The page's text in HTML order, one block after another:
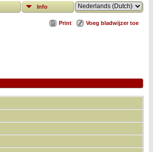
Info
Print Voeg bladwijzer toe